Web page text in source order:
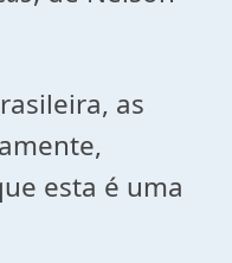
as
esta é uma